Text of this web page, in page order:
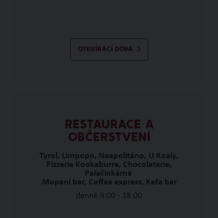
OTEVÍRACÍ DOBA
RESTAURACE A
OBČERSTVENÍ
Tyrol, Limpopo, Neapolitáno, U Koaly,
Pizzerie Kookaburra, Chocolaterie,
Palačinkárna
Mopani bar, Coffee express, Kefa bar
denně 9:00 - 18:00